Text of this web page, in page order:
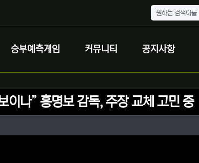
승부예측게임 커뮤니티 공지사항
이나” 홍명보 감독, 주장 교체 고민 중